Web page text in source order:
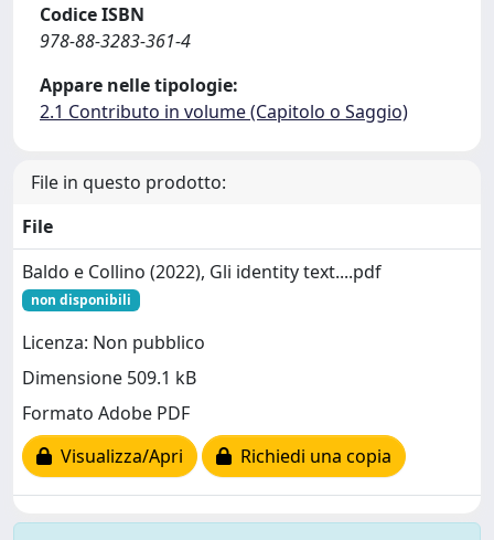
Codice ISBN
978-88-3283-361-4
Appare nelle tipologie:
2.1 Contributo in volume (Capitolo o Saggio)
File in questo prodotto:
File
Baldo e Collino (2022), Gli identity text....pdf
non disponibili
Licenza: Non pubblico
Dimensione 509.1 kB
Formato Adobe PDF
Visualizza/Apri
Richiedi una copia